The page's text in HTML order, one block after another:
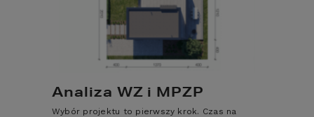
Analiza WZ i MPZP
Wybór projektu to pierwszy krok. Czas na
3
PRZEWIDYWANA DOSTAWA: 1-5 DNI ROBOCZYCH
porównaj